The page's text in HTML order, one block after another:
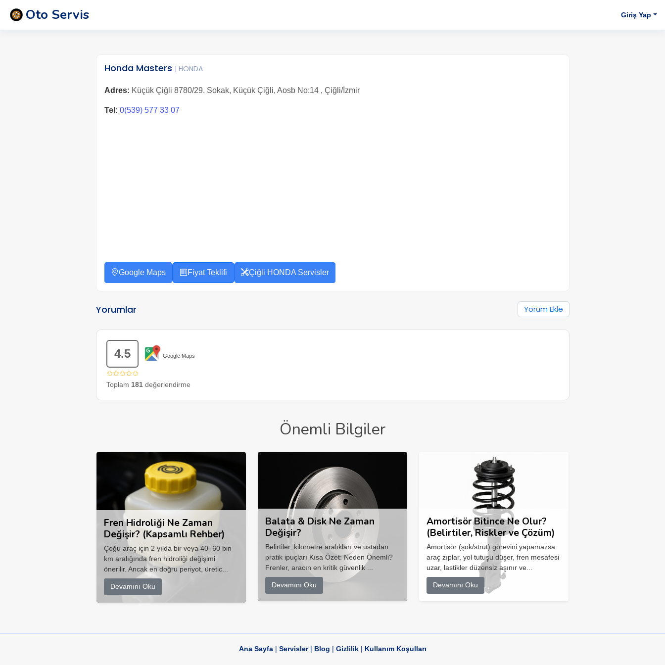
Oto Servis Giriş Yap
Honda Masters | HONDA
Adres: Küçük Çiğli 8780/29. Sokak, Küçük Çiğli, Aosb No:14 , Çiğli/İzmir
Tel: 0(539) 577 33 07
Google Maps Fiyat Teklifi Çiğli HONDA Servisler
Yorumlar Yorum Ekle
4.5 Google Maps
✩✩✩✩✩
Toplam 181değerlendirme
Önemli Bilgiler
Fren Hidroliği Ne Zaman
Değişir? (Kapsamlı Rehber)
Çoğu araç için 2 yılda bir veya 40–60 bin
km aralığında fren hidroliği değişimi
önerilir. Ancak en doğru periyot, üretic...
Devamını Oku
Balata & Disk Ne Zaman
Değişir?
Belirtiler, kilometre aralıkları ve ustadan
pratik ipuçları Kısa Özet: Neden Önemli?
Frenler, aracın en kritik güvenlik ...
Devamını Oku
Amortisör Bitince Ne Olur?
(Belirtiler, Riskler ve Çözüm)
Amortisör (şok/strut) görevini yapamazsa
araç zıplar, yol tutuşu düşer, fren mesafesi
uzar, lastikler düzensiz aşınır ve...
Devamını Oku
Ana Sayfa| Servisler| Blog | Gizlilik| Kullanım Koşulları